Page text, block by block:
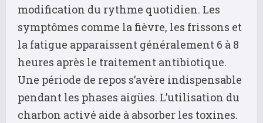
modification du rythme quotidien. Les
symptômes comme la fièvre, les frissons et
la fatigue apparaissent généralement 6 à 8
heures après le traitement antibiotique.
Une période de repos s’avère indispensable
pendant les phases aigües. L’utilisation du
charbon activé aide à absorber les toxines.